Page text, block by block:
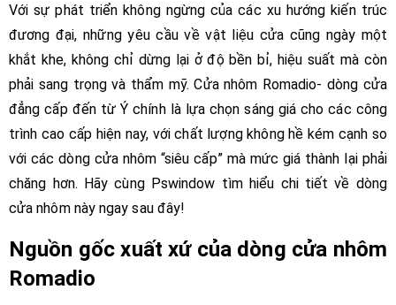
Với sự phát triển không ngừng của các xu hướng kiến trúc
đương đại, những yêu cầu về vật liệu cửa cũng ngày một
khắt khe, không chỉ dừng lại ở độ bền bỉ, hiệu suất mà còn
phải sang trọng và thẩm mỹ. Cửa nhôm Romadio- dòng cửa
đẳng cấp đến từ Ý chính là lựa chọn sáng giá cho các công
trình cao cấp hiện nay, với chất lượng không hề kém cạnh so
với các dòng cửa nhôm “siêu cấp” mà mức giá thành lại phải
chăng hơn. Hãy cùng Pswindow tìm hiểu chi tiết về dòng
cửa nhôm này ngay sau đây!
Nguồn gốc xuất xứ của dòng cửa nhôm
Romadio